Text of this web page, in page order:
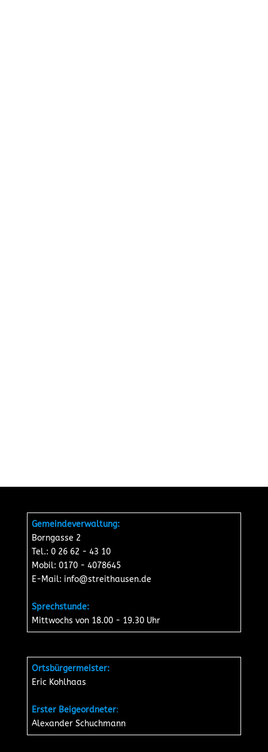
Gemeindeverwaltung:
Borngasse 2
Tel.: 0 26 62 - 43 10
Mobil: 0170 - 4078645
E-Mail: info@streithausen.de
Sprechstunde:
Mittwochs von 18.00 - 19.30 Uhr
Ortsbürgermeister:
Eric Kohlhaas
Erster Beigeordneter:
Alexander Schuchmann